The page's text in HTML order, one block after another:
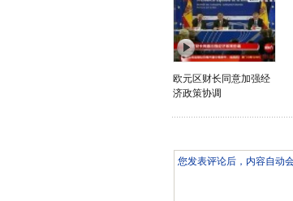
欧元区财长同意加强经
济政策协调